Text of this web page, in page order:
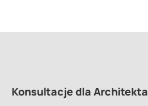
Konsultacje dla Architekta